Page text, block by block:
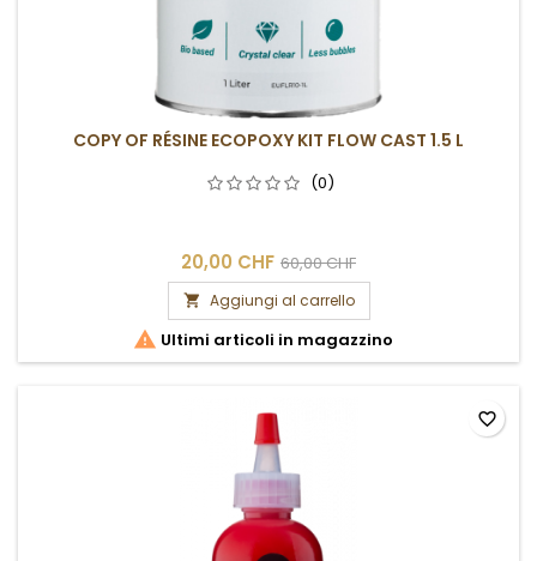
COPY OF RÉSINE ECOPOXY KIT FLOW CAST 1.5 L
(0)
20,00 CHF 60,00 CHF
 Aggiungi al carrello
 Ultimi articoli in magazzino
favorite_border